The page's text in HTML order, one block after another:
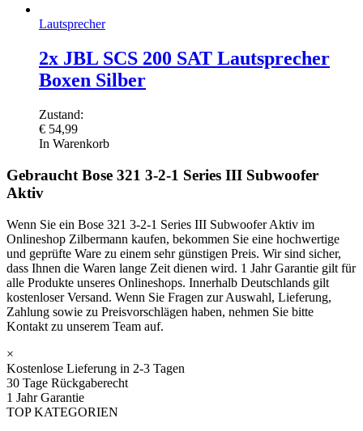
Lautsprecher
2x JBL SCS 200 SAT Lautsprecher
Boxen Silber
Zustand:
€ 54,99
In Warenkorb
Gebraucht Bose 321 3-2-1 Series III Subwoofer
Aktiv
Wenn Sie ein Bose 321 3-2-1 Series III Subwoofer Aktiv im
Onlineshop Zilbermann kaufen, bekommen Sie eine hochwertige
und geprüfte Ware zu einem sehr günstigen Preis. Wir sind sicher,
dass Ihnen die Waren lange Zeit dienen wird. 1 Jahr Garantie gilt für
alle Produkte unseres Onlineshops. Innerhalb Deutschlands gilt
kostenloser Versand. Wenn Sie Fragen zur Auswahl, Lieferung,
Zahlung sowie zu Preisvorschlägen haben, nehmen Sie bitte
Kontakt zu unserem Team auf.
×
Kostenlose Lieferung in 2-3 Tagen
30 Tage Rückgaberecht
1 Jahr Garantie
TOP KATEGORIEN